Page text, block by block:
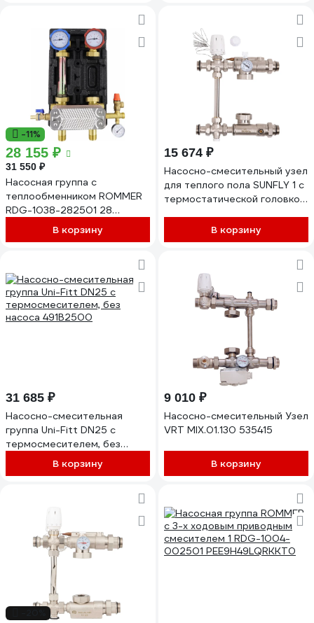
-11%
28 155 ₽
31 550 ₽
Насосная группа с
теплообменником ROMMER
RDG-1038-282501 28
пластин, без насоса в
теплоизоляции
В корзину
15 674 ₽
Насосно-смесительный узел
для теплого пола SUNFLY 1 с
термостатической головкой
(XF15231-1) SF0343716
В корзину
31 685 ₽
Насосно-смесительная
группа Uni-Fitt DN25 с
термосмесителем, без
насоса 491B2500
В корзину
9 010 ₽
Насосно-смесительный Узел
VRT MIX.01.130 535415
В корзину